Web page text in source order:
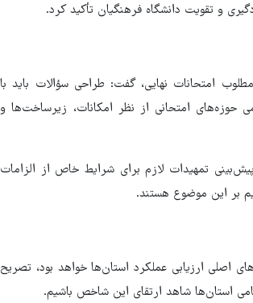
و تقویت دانشگاه فرهنگیان تأکید کرد.
امتحانات نهایی، گفت: طراحی سؤالات باید با
حوزه‌های امتحانی از نظر امکانات، زیرساخت‌ها و
تمهیدات لازم برای شرایط خاص از الزامات
بر این موضوع هستند.
اصلی ارزیابی عملکرد استان‌ها خواهد بود، تصریح
استان‌ها شاهد ارتقای این شاخص باشیم.
ترامپ نماد فساد، اقتدارگرایی و
جنگ‌طلبی است!